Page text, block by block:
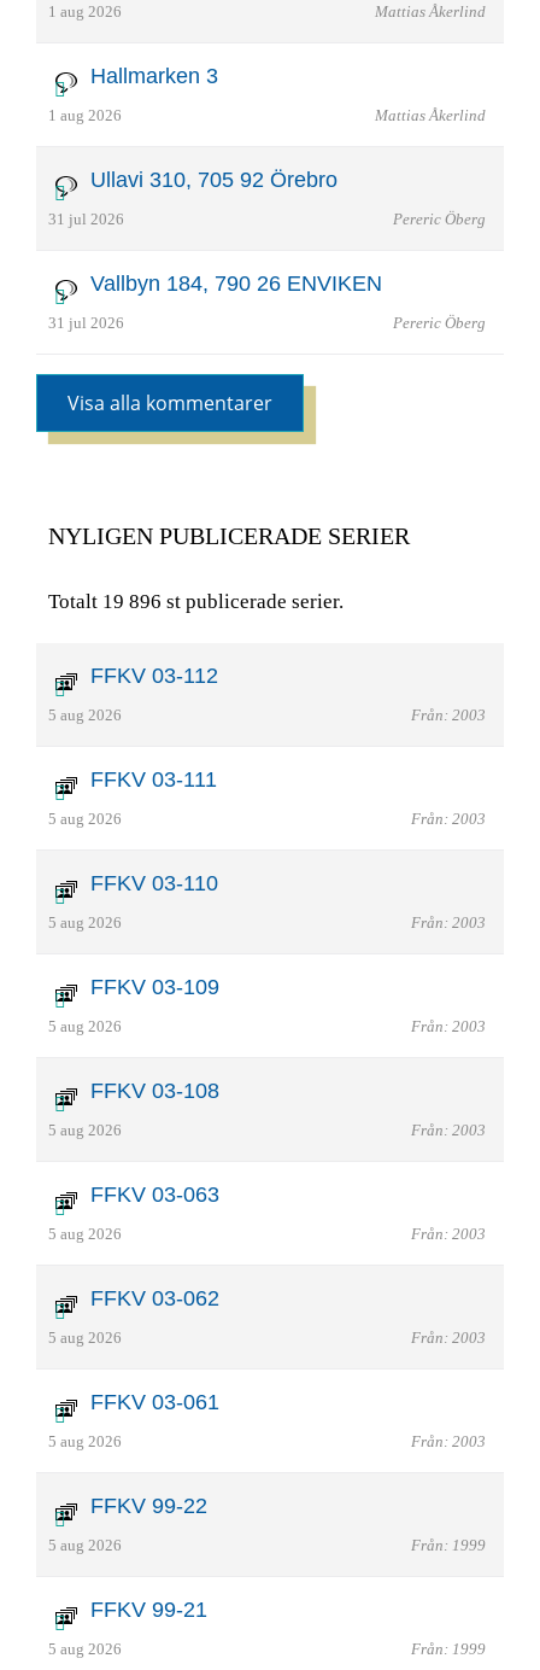
1 aug 2026 Mattias Åkerlind
Hallmarken 3
1 aug 2026 Mattias Åkerlind
Ullavi 310, 705 92 Örebro
31 jul 2026 Pereric Öberg
Vallbyn 184, 790 26 ENVIKEN
31 jul 2026 Pereric Öberg
Visa alla kommentarer
NYLIGEN PUBLICERADE SERIER
Totalt 19 896 st publicerade serier.
FFKV 03-112
5 aug 2026 Från: 2003
FFKV 03-111
5 aug 2026 Från: 2003
FFKV 03-110
5 aug 2026 Från: 2003
FFKV 03-109
5 aug 2026 Från: 2003
FFKV 03-108
5 aug 2026 Från: 2003
FFKV 03-063
5 aug 2026 Från: 2003
FFKV 03-062
5 aug 2026 Från: 2003
FFKV 03-061
5 aug 2026 Från: 2003
FFKV 99-22
5 aug 2026 Från: 1999
FFKV 99-21
5 aug 2026 Från: 1999